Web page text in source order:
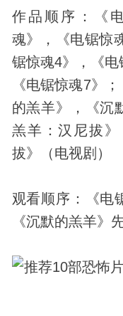
作品顺序：《
魂》，《电锯惊
锯惊魂4》，《电
《电锯惊魂7》
的羔羊》，《沉
羔羊：汉尼拔
拔》（电视剧）
观看顺序：《电
《沉默的羔羊》